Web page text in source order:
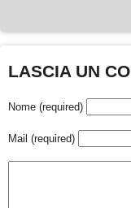
LASCIA UN
Nome (required)
Mail (required)